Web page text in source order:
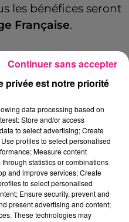
les bénéfices seront
Française.
nous
Phoenix 66« les
interprétera leur
au pays des
: de l’humilité,
l'énergie d'un vrai
jeunes artistes
& Rita, viendront
privée est notre priorité
data processing based on
Store and/or access
to select advertising; Create
profiles to select personalised
Measure content
statistics or combinations
and improve services; Create
to select personalised
Ensure security, prevent and
present advertising and content;
These technologies may
Continuer sans accepter